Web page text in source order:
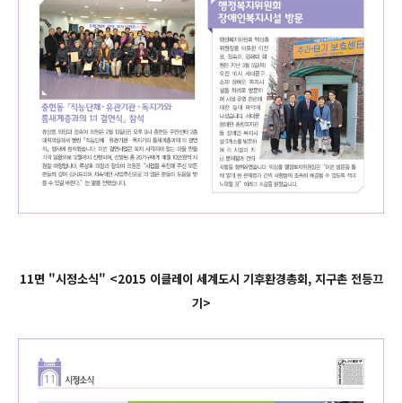
11면 "시정소식" <2015 이클레이 세계도시 기후환경총회, 지구촌 전등끄
기>